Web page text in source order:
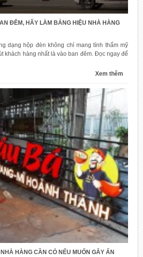
ĐÊM, HÃY LÀM BẢNG HIỆU NHÀ HÀNG
dạng hộp đèn không chỉ mang tính thẩm mỹ
khách hàng nhất là vào ban đêm. Đọc ngay để
Xem thêm
HÀNG CẦN CÓ NẾU MUỐN GÂY ẤN